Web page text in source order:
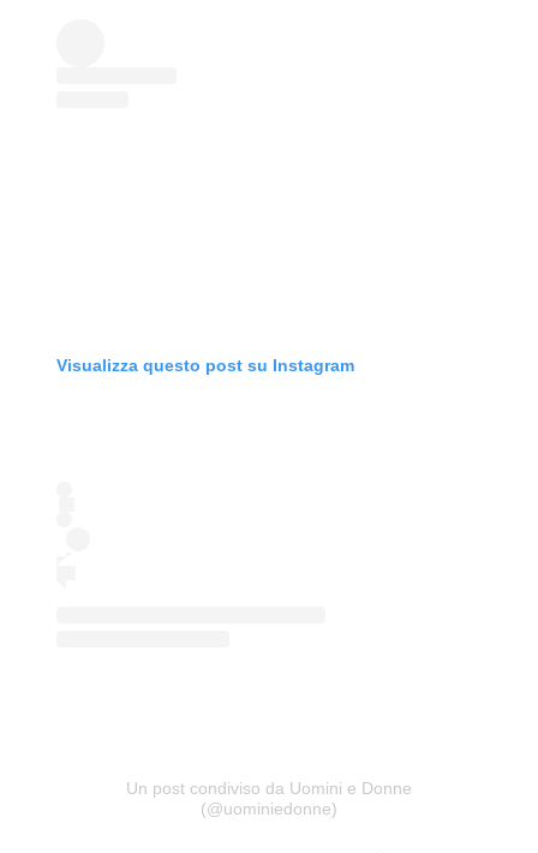
Visualizza questo post su Instagram
Un post condiviso da Uomini e Donne
(@uominiedonne)